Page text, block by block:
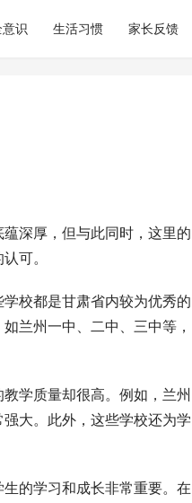
识 生活习惯 家长反馈
深厚，但与此同时，这里的
可。
校都是甘肃省内较为优秀的
兰州一中、二中、三中等，
学质量却很高。例如，兰州
大。此外，这些学校还为学
的学习和成长非常重要。在